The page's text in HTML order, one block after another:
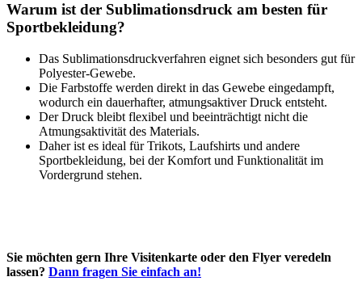
Warum ist der Sublimationsdruck am besten für
Sportbekleidung?
Das Sublimationsdruckverfahren eignet sich besonders gut für
Polyester-Gewebe.
Die Farbstoffe werden direkt in das Gewebe eingedampft,
wodurch ein dauerhafter, atmungsaktiver Druck entsteht.
Der Druck bleibt flexibel und beeinträchtigt nicht die
Atmungsaktivität des Materials.
Daher ist es ideal für Trikots, Laufshirts und andere
Sportbekleidung, bei der Komfort und Funktionalität im
Vordergrund stehen.
Sie möchten gern Ihre Visitenkarte oder den Flyer veredeln
lassen? Dann fragen Sie einfach an!